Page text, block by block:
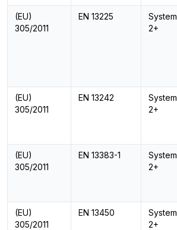
(EU)
305/2011
EN 13225
System
2+
(EU)
305/2011
EN 13242
System
2+
(EU)
305/2011
EN 13383-1
System
2+
(EU)
305/2011
EN 13450
System
2+